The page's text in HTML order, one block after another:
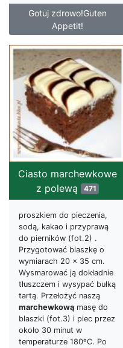
Gotuj zdrowo!Guten
Appetit!
Ciasto marchewkowe
z polewą
471
proszkiem do pieczenia,
sodą, kakao i przyprawą
do pierników (fot.2) .
Przygotować blaszkę o
wymiarach 20 x 35 cm.
Wysmarować ją dokładnie
tłuszczem i wysypać bułką
tartą. Przełożyć naszą
marchewkową masę do
blaszki (fot.3) i piec przez
około 30 minut w
temperaturze 180ºC. Po